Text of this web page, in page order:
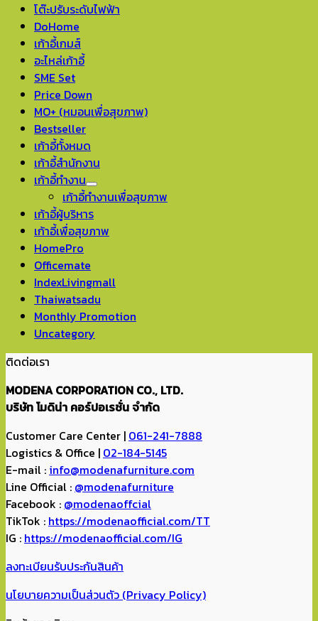
โต๊ะปรับระดับไฟฟ้า
DoHome
เก้าอี้เกมส์
อะไหล่เก้าอี้
SME Set
Price Down
MO+ (หมอนเพื่อสุขภาพ)
Bestseller
เก้าอี้ทั้งหมด
เก้าอี้สำนักงาน
เก้าอี้ทำงาน
เก้าอี้ทำงานเพื่อสุขภาพ
เก้าอี้ผู้บริหาร
เก้าอี้เพื่อสุขภาพ
HomePro
Officemate
IndexLivingmall
Thaiwatsadu
Monthly Promotion
Uncategory
ติดต่อเรา
MODENA CORPORATION CO., LTD.
บริษัท โมดิน่า คอร์ปอเรชั่น จำกัด
Customer Care Center | 061-241-7888
Logistics & Office | 02-184-5145
E-mail : info@modenafurniture.com
Line Official : @modenafurniture
Facebook : @modenaoffcial
TikTok : https://modenaofficial.com/TT
IG : https://modenaofficial.com/IG
ลงทะเบียนรับประกันสินค้า
นโยบายความเป็นส่วนตัว (Privacy Policy)